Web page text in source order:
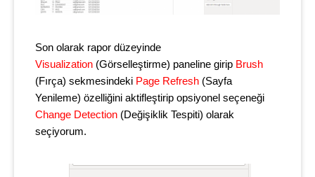
Son olarak rapor düzeyinde
Visualization (Görselleştirme) paneline girip Brush
(Fırça) sekmesindeki Page Refresh (Sayfa
Yenileme) özelliğini aktifleştirip opsiyonel seçeneği
Change Detection (Değişiklik Tespiti) olarak
seçiyorum.